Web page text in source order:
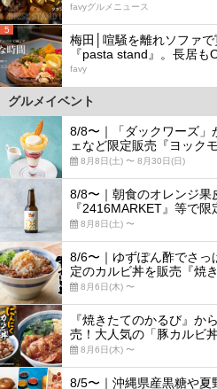
favyグルメニュース
5
梅田│喧騒を離れソファ
『pasta stand』。長居も
favy
グルメイベント
8/8〜｜「ダックワーズ」
ェなど限定販売『ヨック
8月8日(土) 〜 8月30日(日)
8/8〜｜朝食のオレンジ果
『2416MARKET』等で限
8月8日(土) 〜
8/6〜｜ゆずぽん酢でさっ
定のカルビ丼を販売『焼
8月6日(木) 〜
『焼きたてのかるび』か
売！大人気の「豚カルビ
8月6日(木) 〜
8/5〜｜沖縄県産黒糖や夏